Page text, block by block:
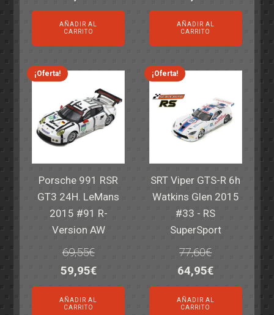
precio
original
era:
82,40€.
precio
es:
59,95€.
AÑADIR AL
CARRITO
precio
original
era:
82,40€.
precio
es:
59,95€.
AÑADIR AL
CARRITO
¡Oferta!
Porsche 991 RSR
GT3 24H. LeMans
2015 #91 R-
Version AW
69,55€
El
precio
original
59,95€El
precio
actual
AÑADIR AL
CARRITO
¡Oferta!
SRT Viper GTS-R 6h
Watkins Glen 2015
#33 - RS
SuperSport
77,60€
El
precio
original
64,95€El
precio
actual
AÑADIR AL
CARRITO